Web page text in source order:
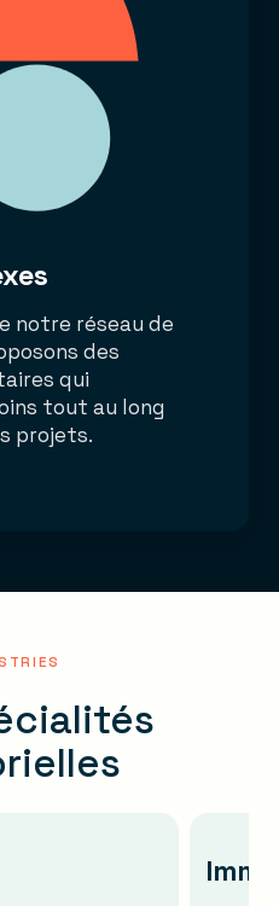
notre réseau de
des
qui
tout au long
projets.